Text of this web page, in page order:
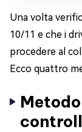
Una volta
10/11 e che i
procedere al
Ecco quattro